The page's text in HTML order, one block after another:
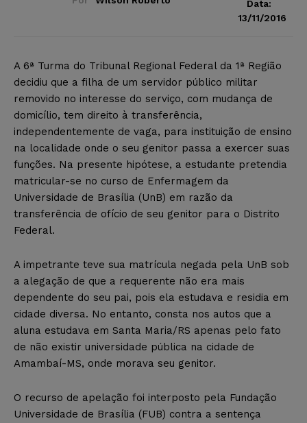
Data:
13/11/2016
A 6ª Turma do Tribunal Regional Federal da 1ª Região
decidiu que a filha de um servidor público militar
removido no interesse do serviço, com mudança de
domicílio, tem direito à transferência,
independentemente de vaga, para instituição de ensino
na localidade onde o seu genitor passa a exercer suas
funções. Na presente hipótese, a estudante pretendia
matricular-se no curso de Enfermagem da
Universidade de Brasília (UnB) em razão da
transferência de ofício de seu genitor para o Distrito
Federal.
A impetrante teve sua matrícula negada pela UnB sob
a alegação de que a requerente não era mais
dependente do seu pai, pois ela estudava e residia em
cidade diversa. No entanto, consta nos autos que a
aluna estudava em Santa Maria/RS apenas pelo fato
de não existir universidade pública na cidade de
Amambaí-MS, onde morava seu genitor.
O recurso de apelação foi interposto pela Fundação
Universidade de Brasília (FUB) contra a sentença